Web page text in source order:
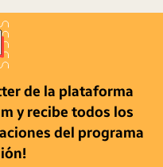
de la plataforma
y recibe todos los
del programa